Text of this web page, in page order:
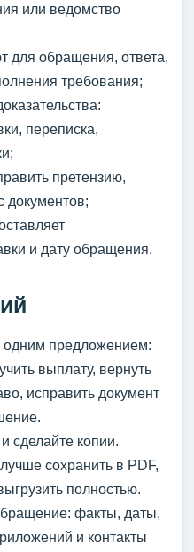
или ведомство
для обращения, ответа,
требования;
переписка,
претензию,
документов;
и дату обращения.
предложением:
выплату, вернуть
исправить документ
сделайте копии.
сохранить в PDF,
полностью.
факты, даты,
и контакты